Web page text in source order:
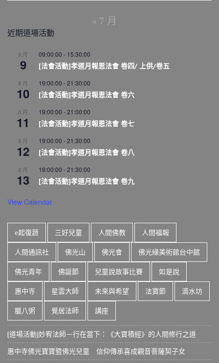
« 7 月
近期道場活動
8 月
9
09:00:00 - 15:30:00
[法會活動]孝道月報恩法會 卷四/ 上供/卷五
8 月
10
19:00:00 -21:30:00
[法會活動]孝道月報恩法會 卷六
8 月
11
19:00:00 -21:00:00
[法會活動]孝道月報恩法會 卷七
8 月
12
19:00:00 -21:30:00
[法會活動]孝道月報恩法會 卷八
8 月
13
19:00:00 -21:30:00
[法會活動]孝道月報恩法會 卷九
View Calendar
e起復蔬 三好兒童 人間佛教 人間福報
人間通訊社 佛光山 佛光會 佛光緣美術館台中館
佛光青年 佛誕節 兒童說故事比賽 如是說
惠中寺 星雲大師 未來與希望 法寶節 滴水坊
臘八粥 覺居法師 講座
[道場活動]妙宥法師－行在當下：《大寶積經》的人間修行之道
惠中寺佛光寶寶暨佛光兒童 信仰傳承喜成觀音菩薩契子女